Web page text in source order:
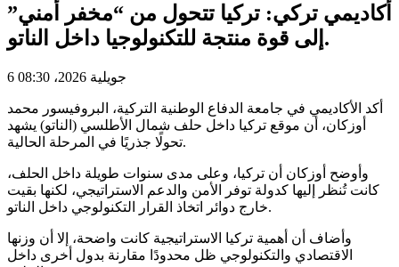
أكاديمي تركي: تركيا تتحول من “مخفر أمني”
إلى قوة منتجة للتكنولوجيا داخل الناتو.
6 جويلية 2026، 08:30
أكد الأكاديمي في جامعة الدفاع الوطنية التركية، البروفيسور محمد
أوزكان، أن موقع تركيا داخل حلف شمال الأطلسي (الناتو) يشهد
تحولًا جذريًا في المرحلة الحالية.
وأوضح أوزكان أن تركيا، وعلى مدى سنوات طويلة داخل الحلف،
كانت تُنظر إليها كدولة توفر الأمن والدعم الاستراتيجي، لكنها بقيت
خارج دوائر اتخاذ القرار التكنولوجي داخل الناتو.
وأضاف أن أهمية تركيا الاستراتيجية كانت واضحة، إلا أن وزنها
الاقتصادي والتكنولوجي ظل محدودًا مقارنة بدول أخرى داخل